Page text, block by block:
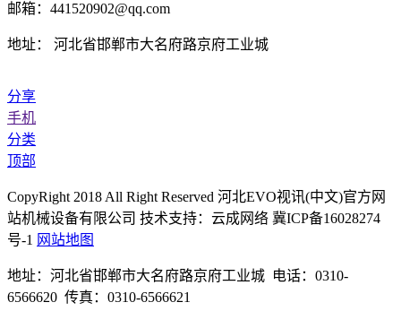
邮箱：441520902@qq.com
地址： 河北省邯郸市大名府路京府工业城
分享
手机
分类
顶部
CopyRight 2018 All Right Reserved 河北EVO视讯(中文)官方网
站机械设备有限公司 技术支持：云成网络 冀ICP备16028274
号-1 网站地图
地址：河北省邯郸市大名府路京府工业城 电话：0310-
6566620 传真：0310-6566621